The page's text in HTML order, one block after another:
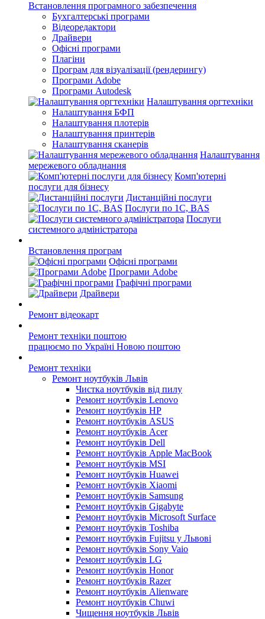
Встановлення програмного забезпечення
Бухгалтерські програми
Відеоредактори
Драйвери
Офісні програми
Плагіни
Програм для візуалізації (рендерингу)
Програми Adobe
Програми Autodesk
Налаштування оргтехніки
Налаштування БФП
Налаштування плотерів
Налаштування принтерів
Налаштування сканерів
Налаштування
мережевого обладнання
Комп'ютерні
послуги для бізнесу
Дистанційні послуги
Послуги по 1С, BAS
Послуги
системного адміністратора
Встановлення програм
Офісні програми
Програми Adobe
Графічні програми
Драйвери
Ремонт відеокарт
Ремонт техніки поштою
працюємо по Україні Новою поштою
Ремонт техніки
Ремонт ноутбуків Львів
Чистка ноутбуків від пилу
Ремонт ноутбуків Lenovo
Ремонт ноутбуків HP
Ремонт ноутбуків ASUS
Ремонт ноутбуків Acer
Ремонт ноутбуків Dell
Ремонт ноутбуків Apple MacBook
Ремонт ноутбуків MSI
Ремонт ноутбуків Huawei
Ремонт ноутбуків Xiaomi
Ремонт ноутбуків Samsung
Ремонт ноутбуків Gigabyte
Ремонт ноутбуків Microsoft Surface
Ремонт ноутбуків Toshiba
Ремонт ноутбуків Fujitsu у Львові
Ремонт ноутбуків Sony Vaio
Ремонт ноутбуків LG
Ремонт ноутбуків Honor
Ремонт ноутбуків Razer
Ремонт ноутбуків Alienware
Ремонт ноутбуків Chuwi
Чищення ноутбуків Львів